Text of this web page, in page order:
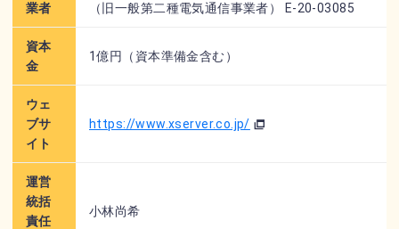
業者
（旧一般第二種電気通信事業者） E-20-03085
資本
金
1億円（資本準備金含む）
ウェ
ブサ
イト
https://www.xserver.co.jp/
運営
統括
責任
小林尚希